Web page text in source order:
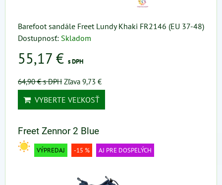
Barefoot sandále Freet Lundy Khaki FR2146 (EU 37-48)
Dostupnosť: Skladom
55,17 € s DPH
64,90 €s DPH Zľava 9,73 €
VYBERTE VEĽKOSŤ
Freet Zennor 2 Blue
VÝPREDAJ -15 % AJ PRE DOSPELÝCH